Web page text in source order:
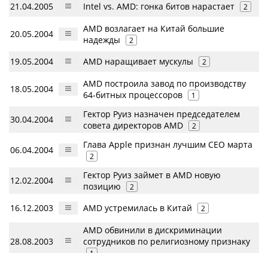
21.04.2005 Intel vs. AMD: гонка битов нарастает 2
20.05.2004
AMD возлагает на Китай большие
надежды
2
19.05.2004 AMD наращивает мускулы 2
18.05.2004
AMD построила завод по производству
64-битных процессоров
1
30.04.2004
Гектор Руиз назначен председателем
совета директоров AMD
2
06.04.2004 Глава Apple признан лучшим CEO марта
2
12.02.2004
Гектор Руиз займет в AMD новую
позицию
2
16.12.2003 AMD устремилась в Китай 2
28.08.2003
AMD обвинили в дискриминации
сотрудников по религиозному признаку